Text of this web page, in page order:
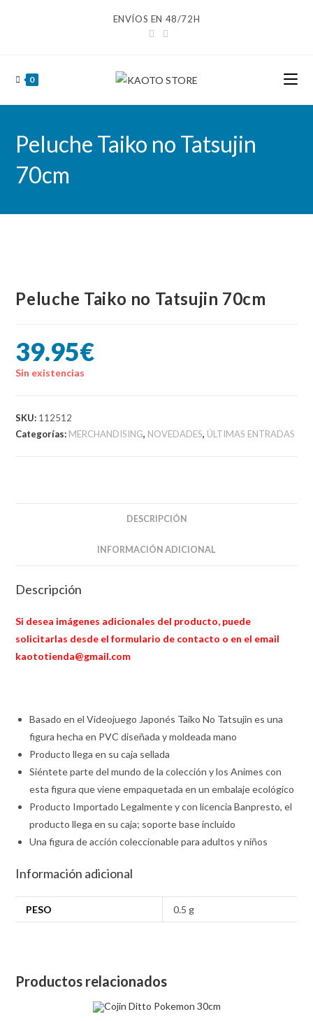
ENVÍOS EN 48/72H
0
Peluche Taiko no Tatsujin
70cm
Peluche Taiko no Tatsujin 70cm
39.95€
Sin existencias
SKU: 112512
Categorías: MERCHANDISING, NOVEDADES, ÚLTIMAS ENTRADAS
DESCRIPCIÓN
INFORMACIÓN ADICIONAL
Descripción
Si desea imágenes adicionales del producto, puede
solicitarlas desde el formulario de contacto o en el email
kaototienda@gmail.com
Basado en el Videojuego Japonés Taiko No Tatsujin es una
figura hecha en PVC diseñada y moldeada mano
Producto llega en su caja sellada
Siéntete parte del mundo de la colección y los Animes con
esta figura que viene empaquetada en un embalaje ecológico
Producto Importado Legalmente y con licencia Banpresto, el
producto llega en su caja; soporte base incluido
Una figura de acción coleccionable para adultos y niños
Información adicional
PESO 0.5 g
Productos relacionados